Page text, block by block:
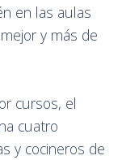
en las aulas
y más de
cursos, el
cuatro
y cocineros de